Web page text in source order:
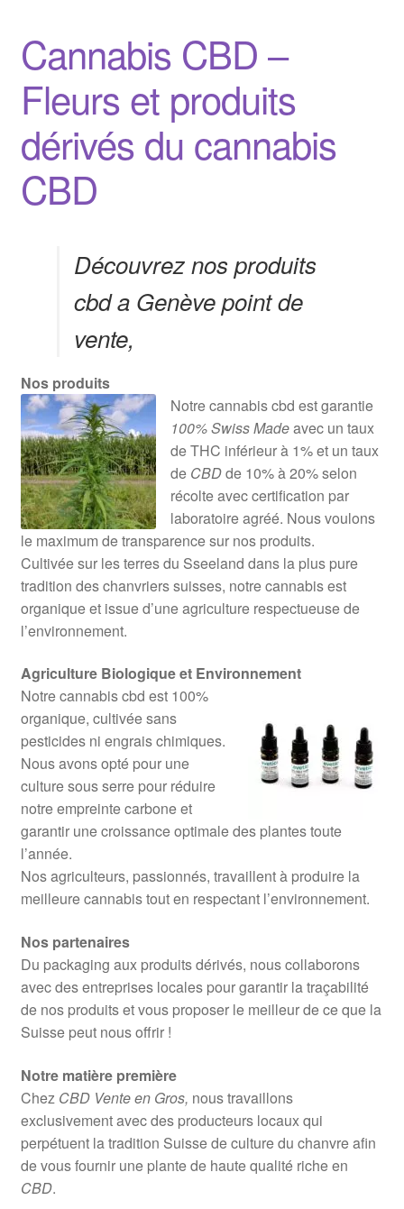
Cannabis CBD –
Fleurs et produits
dérivés du cannabis
CBD
Découvrez nos produits
cbd a Genève point de
vente,
Nos produits
Notre cannabis cbd est garantie
100% Swiss Madeavec un taux
de THC inférieur à 1% et un taux
deCBDde 10% à 20% selon
récolte avec certification par
laboratoire agréé. Nous voulons
le maximum de transparence sur nos produits.
Cultivée sur les terres du Sseeland dans la plus pure
tradition des chanvriers suisses, notre cannabis est
organique et issue d’une agriculture respectueuse de
l’environnement.
Agriculture Biologique et Environnement
Notre cannabis cbd est 100%
organique, cultivée sans
pesticides ni engrais chimiques.
Nous avons opté pour une
culture sous serre pour réduire
notre empreinte carbone et
garantir une croissance optimale des plantes toute
l’année.
Nos agriculteurs, passionnés, travaillent à produire la
meilleure cannabis tout en respectant l’environnement.
Nos partenaires
Du packaging aux produits dérivés, nous collaborons
avec des entreprises locales pour garantir la traçabilité
de nos produits et vous proposer le meilleur de ce que la
Suisse peut nous offrir !
Notre matière première
Chez CBD Vente en Gros, nous travaillons
exclusivement avec des producteurs locaux qui
perpétuent la tradition Suisse de culture du chanvre afin
de vous fournir une plante de haute qualité riche en
CBD.